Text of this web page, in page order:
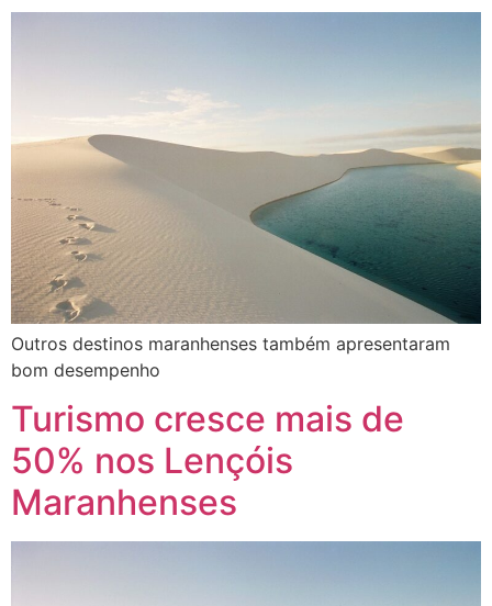
Outros destinos maranhenses também apresentaram
bom desempenho
Turismo cresce mais de
50% nos Lençóis
Maranhenses